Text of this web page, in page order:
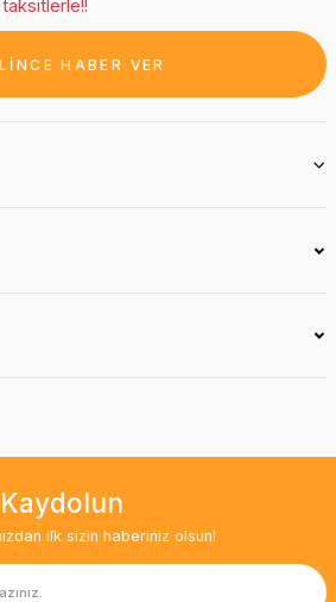
HABER VER
ilk sizin haberiniz olsun!